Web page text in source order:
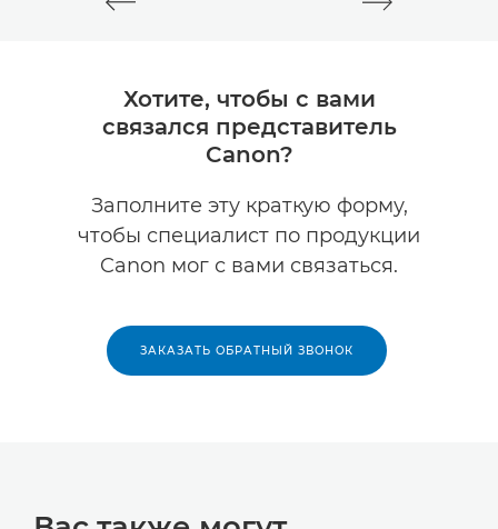
Хотите, чтобы с вами
связался представитель
Canon?
Заполните эту краткую форму,
чтобы специалист по продукции
Canon мог с вами связаться.
ЗАКАЗАТЬ ОБРАТНЫЙ ЗВОНОК